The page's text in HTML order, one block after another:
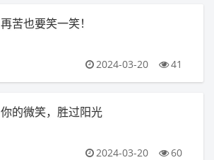
再苦也要笑一笑！
2024-03-20 41
你的微笑，胜过阳光
2024-03-20 60